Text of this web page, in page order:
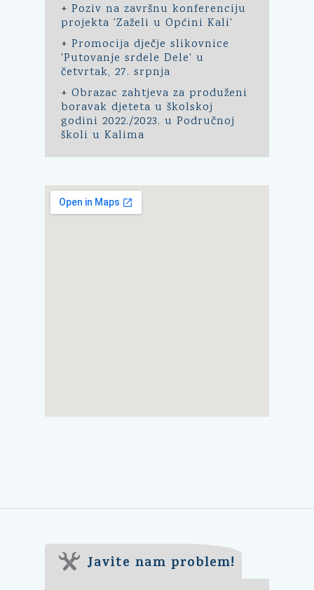
+ Poziv na završnu konferenciju
projekta 'Zaželi u Općini Kali'
+ Promocija dječje slikovnice
'Putovanje srdele Dele' u
četvrtak, 27. srpnja
+ Obrazac zahtjeva za produženi
boravak djeteta u školskoj
godini 2022./2023. u Područnoj
školi u Kalima
Javite nam problem!